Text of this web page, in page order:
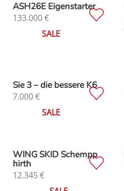
ASH26E Eigenstarter
133.000€
SALE
Sie 3 – die bessere K6
7.000€
SALE
WING SKID Schempp
hirth
12.345€